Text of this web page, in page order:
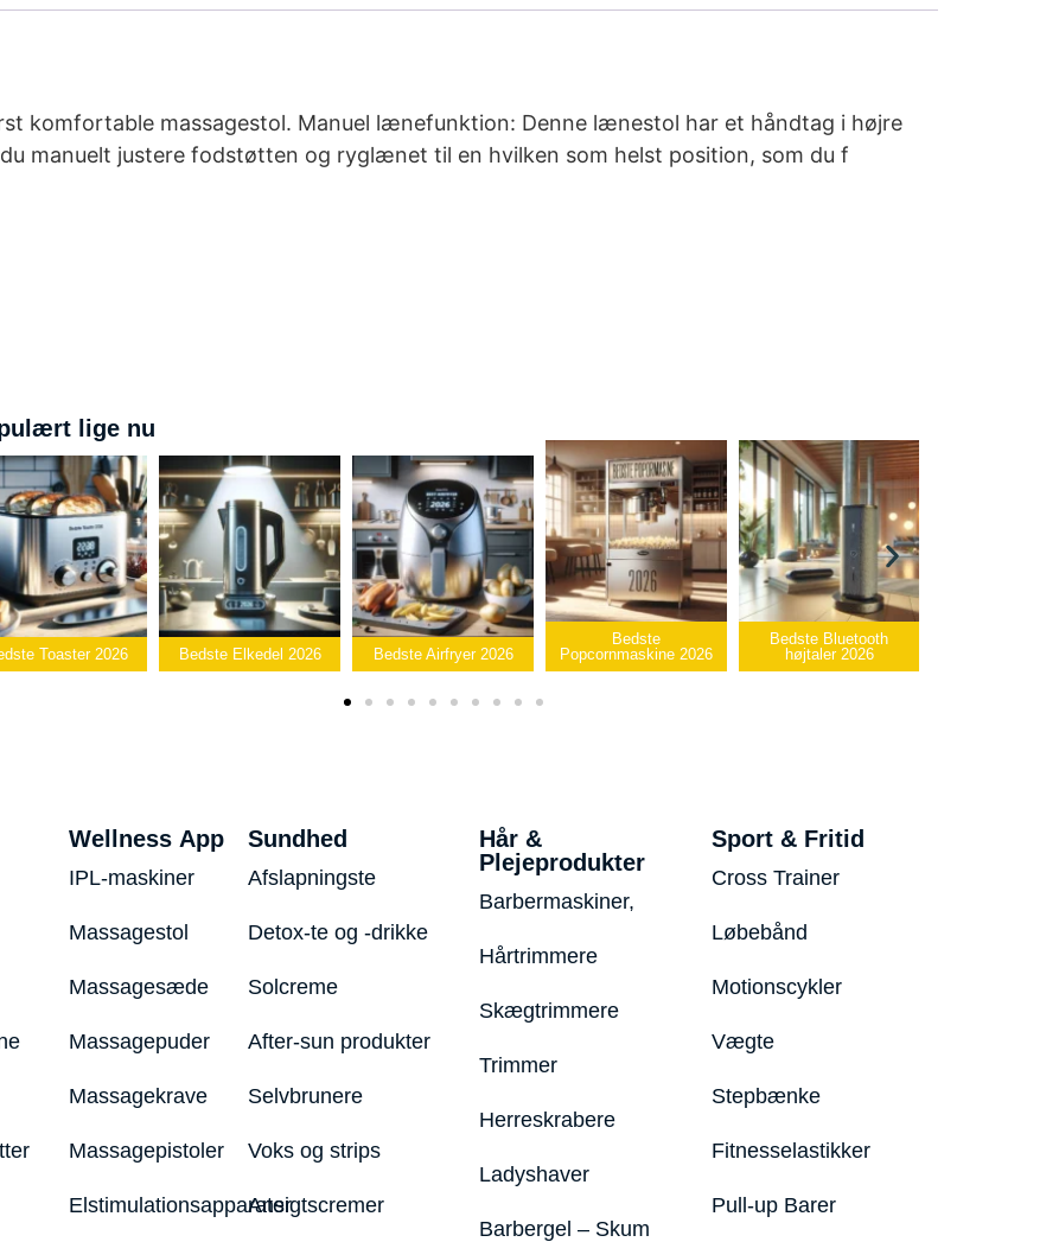
komfortable massagestol. Manuel lænefunktion: Denne lænestol har et håndtag i højre
manuelt justere fodstøtten og ryglænet til en hvilken som helst position, som du f
lige nu
Bedste Elkedel 2026 Bedste Airfryer 2026
Bedste
Popcornmaskine 2026
Bedste Bluetooth
højtaler 2026
Bedste infrarøde
varmepude 2026
Wellness App
IPL-maskiner
Massagestol
Massagesæde
Massagepuder
Massagekrave
Massagepistoler
Elstimulationsapparater
Sundhed
Afslapningste
Detox-te og -drikke
Solcreme
After-sun produkter
Selvbrunere
Voks og strips
Ansigtscremer
Hår &
Plejeprodukter
Barbermaskiner,
Hårtrimmere
Skægtrimmere
Trimmer
Herreskrabere
Ladyshaver
Barbergel – Skum
Sport & Fritid
Cross Trainer
Løbebånd
Motionscykler
Vægte
Stepbænke
Fitnesselastikker
Pull-up Barer